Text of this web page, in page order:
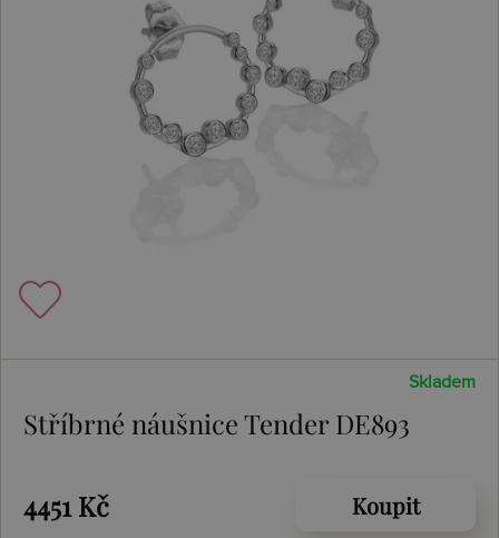
Skladem
Stříbrné náušnice Tender DE893
4451 Kč Koupit